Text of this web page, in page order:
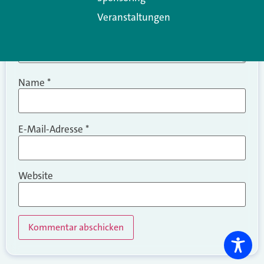
Name *
E-Mail-Adresse *
Website
Alternative:
Veranstaltungen